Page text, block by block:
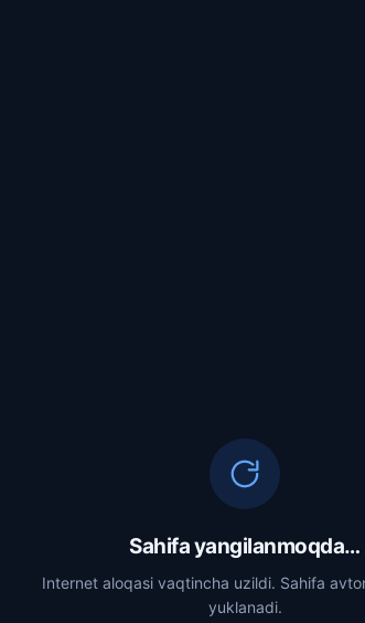
Sahifa yangilanmoqda…
Internet aloqasi vaqtincha uzildi. Sahifa
yuklanadi.